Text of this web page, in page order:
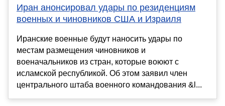
Иран анонсировал удары по резиденциям
военных и чиновников США и Израиля
Иранские военные будут наносить удары по
местам размещения чиновников и
военачальников из стран, которые воюют с
исламской республикой. Об этом заявил член
центрального штаба военного командования &l...